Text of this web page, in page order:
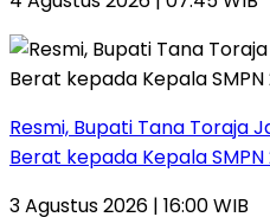
Resmi, Bupati Tana Toraja
Berat kepada Kepala
3 Agustus 2026 | 16:00 WIB